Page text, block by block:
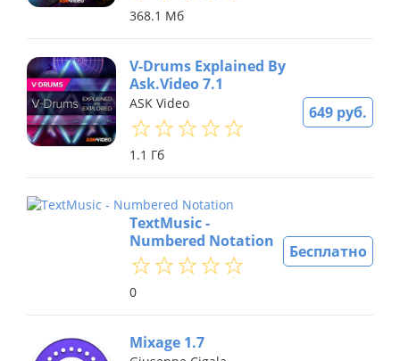
368.1 Мб
649 руб.
V-Drums Explained By
Ask.Video 7.1
ASK Video
1.1 Гб
Бесплатно
TextMusic -
Numbered Notation
0
Mixage 1.7